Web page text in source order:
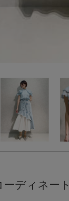
ディネート